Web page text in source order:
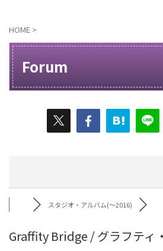
HOME >
Forum
スタジオ・アルバム(～2016)
Graffity Bridge / グラフティ